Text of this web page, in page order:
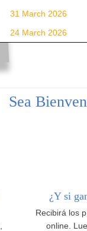
31 March 2026
24 March 2026
Sea
¿Y si
Recibirá los
online.